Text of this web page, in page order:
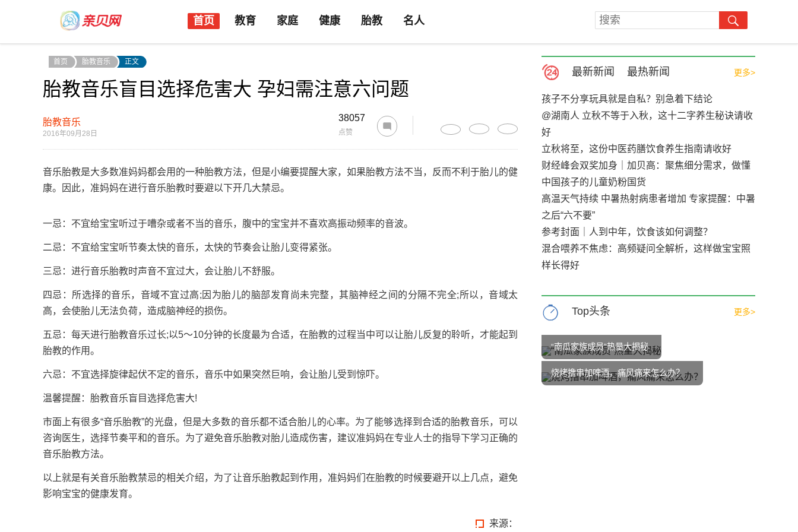
首页 教育 家庭 健康 胎教 名人
首页 胎教音乐 正文
胎教音乐盲目选择危害大 孕妇需注意六问题
胎教音乐
2016年09月28日
38057
点赞
音乐胎教是大多数准妈妈都会用的一种胎教方法，但是小编要提醒大家，如果胎教方法不当，反而不利于胎儿的健
康。因此，准妈妈在进行音乐胎教时要避以下开几大禁忌。
一忌：不宜给宝宝听过于嘈杂或者不当的音乐，腹中的宝宝并不喜欢高振动频率的音波。
二忌：不宜给宝宝听节奏太快的音乐，太快的节奏会让胎儿变得紧张。
三忌：进行音乐胎教时声音不宜过大，会让胎儿不舒服。
四忌：所选择的音乐，音域不宜过高;因为胎儿的脑部发育尚未完整，其脑神经之间的分隔不完全;所以，音域太
高，会使胎儿无法负荷，造成脑神经的损伤。
五忌：每天进行胎教音乐过长;以5～10分钟的长度最为合适，在胎教的过程当中可以让胎儿反复的聆听，才能起到
胎教的作用。
六忌：不宜选择旋律起伏不定的音乐，音乐中如果突然巨响，会让胎儿受到惊吓。
温馨提醒：胎教音乐盲目选择危害大!
市面上有很多“音乐胎教”的光盘，但是大多数的音乐都不适合胎儿的心率。为了能够选择到合适的胎教音乐，可以
咨询医生，选择节奏平和的音乐。为了避免音乐胎教对胎儿造成伤害，建议准妈妈在专业人士的指导下学习正确的
音乐胎教方法。
以上就是有关音乐胎教禁忌的相关介绍，为了让音乐胎教起到作用，准妈妈们在胎教的时候要避开以上几点，避免
影响宝宝的健康发育。
来源：
最新新闻 最热新闻 更多>
孩子不分享玩具就是自私？别急着下结论
@湖南人 立秋不等于入秋，这十二字养生秘诀请收
好
立秋将至，这份中医药膳饮食养生指南请收好
财经峰会双奖加身｜加贝高：聚焦细分需求，做懂
中国孩子的儿童奶粉国货
高温天气持续 中暑热射病患者增加 专家提醒：中暑
之后“六不要”
参考封面｜人到中年，饮食该如何调整？
混合喂养不焦虑：高频疑问全解析，这样做宝宝照
样长得好
Top头条 更多>
“南瓜家族成员”热量大揭秘
烧烤撸串加啤酒，痛风痛来怎么办？